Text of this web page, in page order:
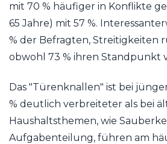
mit 70 % häufiger in Konflikte
65 Jahre) mit 57 %.
% der Befragten, Streitigkeiten
obwohl 73 % ihren Standpunkt
Das "Türenknallen" ist bei
% deutlich verbreiteter als bei
Haushaltsthemen, wie
Aufgabenteilung, führen am